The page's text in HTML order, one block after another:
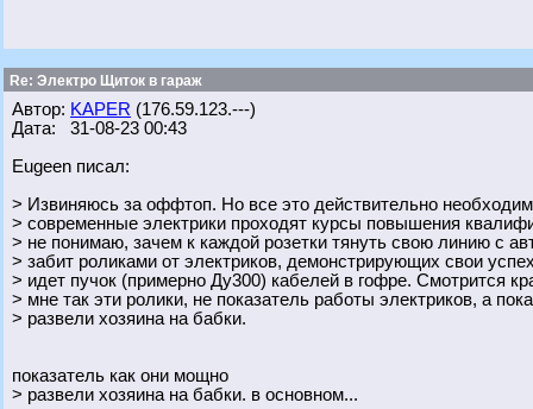
Re: Электро Щиток в гараж
Автор: KAPER (176.59.123.---)
Дата: 31-08-23 00:43
Eugeen писал:
> Извиняюсь за оффтоп. Но все это действительно
> современные электрики проходят курсы повышения
> не понимаю, зачем к каждой розетки тянуть свою линию с
> забит роликами от электриков, демонстрирующих свои
> идет пучок (примерно Ду300) кабелей в гофре. Смотрится
> мне так эти ролики, не показатель работы электриков, а
> развели хозяина на бабки.
показатель как они мощно
> развели хозяина на бабки. в основном...